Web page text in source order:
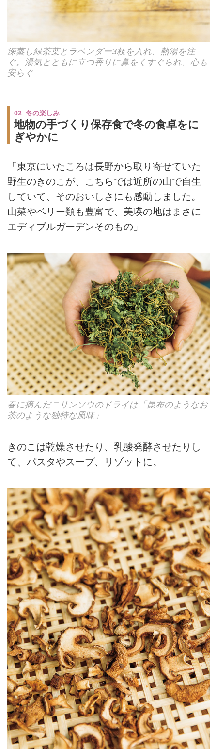
深蒸し緑茶葉とラベンダー3枝を入れ、熱湯を注
ぐ。湯気とともに立つ香りに鼻をくすぐられ、心も
安らぐ
02_冬の楽しみ
地物の手づくり保存食で冬の食卓をに
ぎやかに
「東京にいたころは長野から取り寄せていた
野生のきのこが、こちらでは近所の山で自生
していて、そのおいしさにも感動しました。
山菜やベリー類も豊富で、美瑛の地はまさに
エディブルガーデンそのもの」
春に摘んだニリンソウのドライは「昆布のようなお
茶のような独特な風味」
きのこは乾燥させたり、乳酸発酵させたりし
て、パスタやスープ、リゾットに。